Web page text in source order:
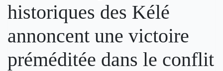
historiques des Kélé
annoncent une victoire
préméditée dans le conflit